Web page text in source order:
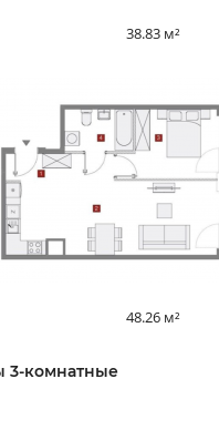
38.83 м²
48.26 м²
3-комнатные